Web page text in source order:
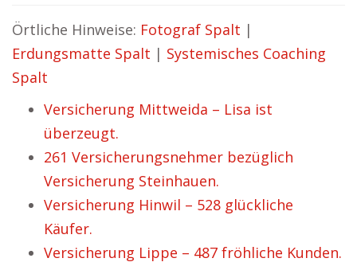
Örtliche Hinweise: Fotograf Spalt |
Erdungsmatte Spalt | Systemisches Coaching
Spalt
Versicherung Mittweida – Lisa ist
überzeugt.
261 Versicherungsnehmer bezüglich
Versicherung Steinhauen.
Versicherung Hinwil – 528 glückliche
Käufer.
Versicherung Lippe – 487 fröhliche Kunden.